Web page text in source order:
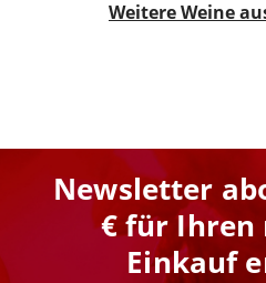
Weitere Weine
Newsletter
€ für Ihren
Einkauf